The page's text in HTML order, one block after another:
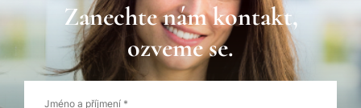
Zanechte nám kontakt,
ozveme se.